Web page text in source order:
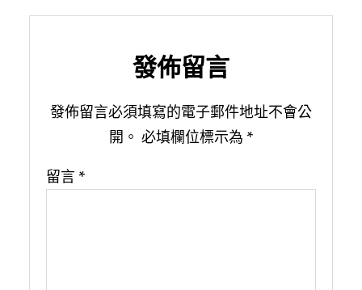
發佈留言
發佈留言必須填寫的電子郵件地址不會公
開。 必填欄位標示為 *
留言 *